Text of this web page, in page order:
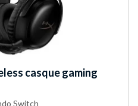
casque gaming
Switch